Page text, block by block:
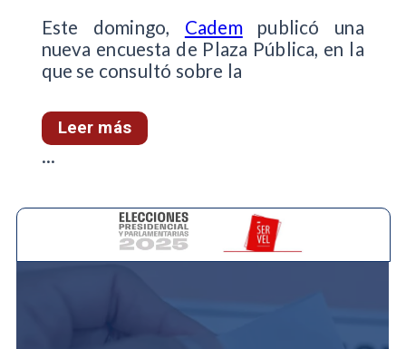
Este domingo, Cadempublicó una
nueva encuesta de Plaza Pública, en la
que se consultó sobre la
Leer más
...